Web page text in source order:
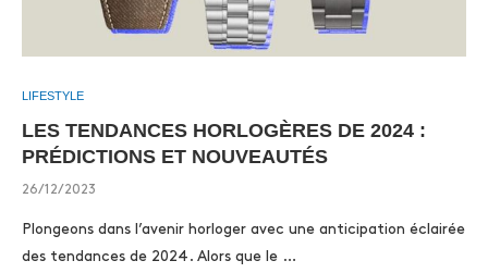
LIFESTYLE
LES TENDANCES HORLOGÈRES DE 2024 :
PRÉDICTIONS ET NOUVEAUTÉS
26/12/2023
Plongeons dans l’avenir horloger avec une anticipation éclairée
des tendances de 2024. Alors que le …